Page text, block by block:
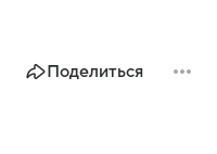
Поделиться